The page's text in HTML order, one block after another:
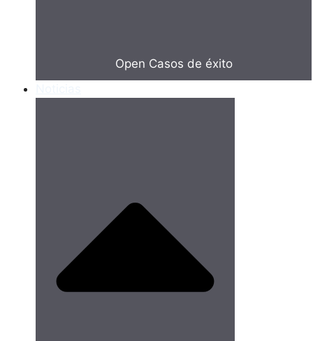
Open Casos de éxito